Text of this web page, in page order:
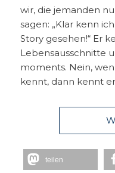
wir, die jemanden
sagen: „Klar kenn
Story gesehen!“ Er
Lebensausschnitte
moments. Nein,
kennt, dann kennt
teilen